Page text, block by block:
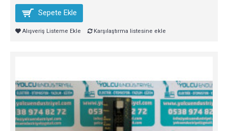
Sepete Ekle
Alışveriş Listeme Ekle Karşılaştırma listesine ekle